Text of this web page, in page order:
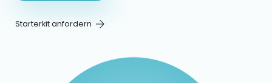
Starterkit anfordern